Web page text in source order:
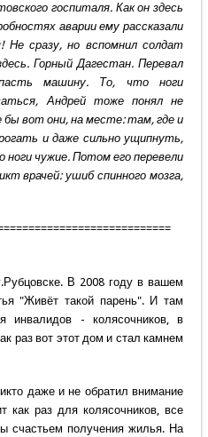
госпиталя. Как он здесь
аварии ему рассказали
Не сразу, но вспомнил солдат
Горный Дагестан. Перевал
машину. То, что ноги
Андрей тоже понял не
бы вот они, на месте: там, где и
и даже сильно ущипнуть,
ноги чужие. Потом его перевели
врачей: ушиб спинного мозга,
В 2008 году в вашем
"Живёт такой парень". И там
- колясочников, в
раз вот этот дом и стал камнем
даже и не обратил внимание
как раз для колясочников, все
счастьем получения жилья. На